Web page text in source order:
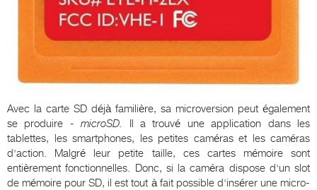
Avec la carte SD déjà familière, sa microversion peut également
se produire -microSD.
Il a trouvé une application dans les
tablettes, les smartphones, les petites caméras et les caméras
d'action. Malgré leur petite taille, ces cartes mémoire sont
entièrement fonctionnelles. Donc, si la caméra dispose d'un slot
de mémoire pour SD, il est tout à fait possible d'insérer une micro-